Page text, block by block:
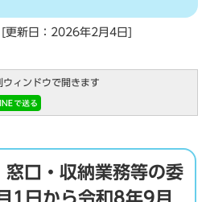
[更新日：2026年2月4日]
ィンドウで開きます
窓口・収納業務等の委
1日から令和8年9月